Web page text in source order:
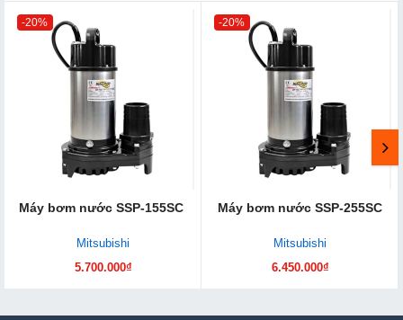
-20%
Máy bơm nước SSP-155SC
Mitsubishi
5.700.000₫
-20%
Máy bơm nước SSP-255SC
Mitsubishi
6.450.000₫